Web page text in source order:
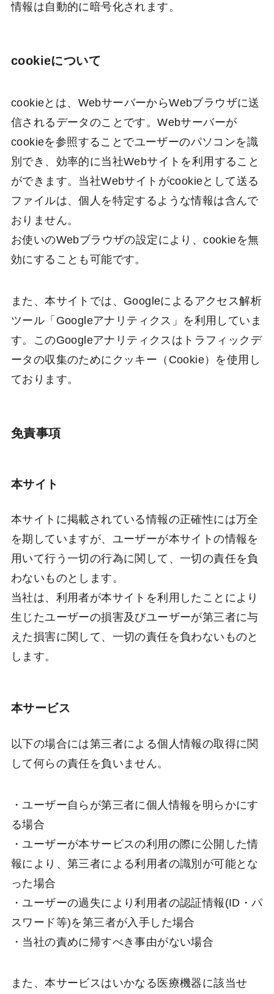
情報は自動的に暗号化されます。
cookieについて
cookieとは、WebサーバーからWebブラウザに送
信されるデータのことです。Webサーバーが
cookieを参照することでユーザーのパソコンを識
別でき、効率的に当社Webサイトを利用すること
ができます。当社Webサイトがcookieとして送る
ファイルは、個人を特定するような情報は含んで
おりません。
お使いのWebブラウザの設定により、cookieを無
効にすることも可能です。
また、本サイトでは、Googleによるアクセス解析
ツール「Googleアナリティクス」を利用していま
す。このGoogleアナリティクスはトラフィックデ
ータの収集のためにクッキー（Cookie）を使用し
ております。
免責事項
本サイト
本サイトに掲載されている情報の正確性には万全
を期していますが、ユーザーが本サイトの情報を
用いて行う一切の行為に関して、一切の責任を負
わないものとします。
当社は、利用者が本サイトを利用したことにより
生じたユーザーの損害及びユーザーが第三者に与
えた損害に関して、一切の責任を負わないものと
します。
本サービス
以下の場合には第三者による個人情報の取得に関
して何らの責任を負いません。
・ユーザー自らが第三者に個人情報を明らかにす
る場合
・ユーザーが本サービスの利用の際に公開した情
報により、第三者による利用者の識別が可能とな
った場合
・ユーザーの過失により利用者の認証情報(ID・パ
スワード等)を第三者が入手した場合
・当社の責めに帰すべき事由がない場合
また、本サービスはいかなる医療機器に該当せ